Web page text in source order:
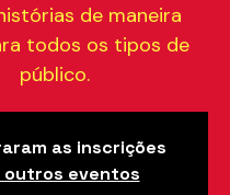
de maneira
todos os tipos de
público.
as inscrições
outros eventos